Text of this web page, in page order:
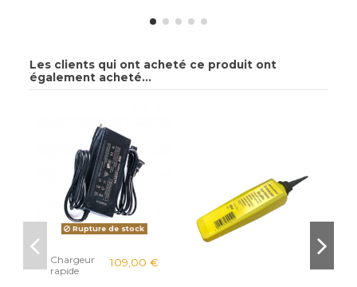
Les clients qui ont acheté ce produit ont
également acheté...
Rupture de stock
Chargeur
rapide
109,00 €